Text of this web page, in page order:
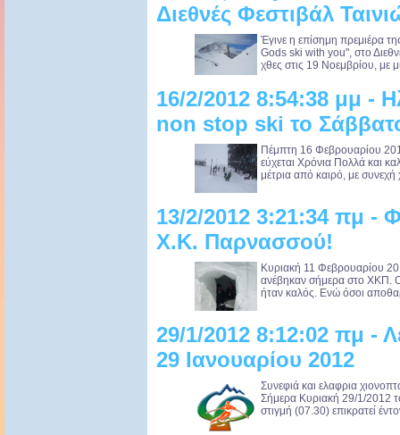
Διεθνές Φεστιβάλ
Έγινε η επίσημη πρεμιέρα
Gods ski with you", στο
χθες στις 19 Νοεμβρίου, με
16/2/2012 8:54:38 μμ -
non stop ski το
Πέμπτη 16 Φεβρουαρίου
εύχεται Χρόνια Πολλά και
μέτρια από καιρό, με
13/2/2012 3:21:34 πμ -
Χ.Κ. Παρνασσού!
Κυριακή 11 Φεβρουαρίου
ανέβηκαν σήμερα στο ΧΚΠ. Ο
ήταν καλός. Ενώ όσοι
29/1/2012 8:12:02 πμ -
29 Ιανουαρίου 2012
Συνεφιά και ελαφρια
Σήμερα Κυριακή 29/1/2012
στιγμή (07.30) επικρατεί